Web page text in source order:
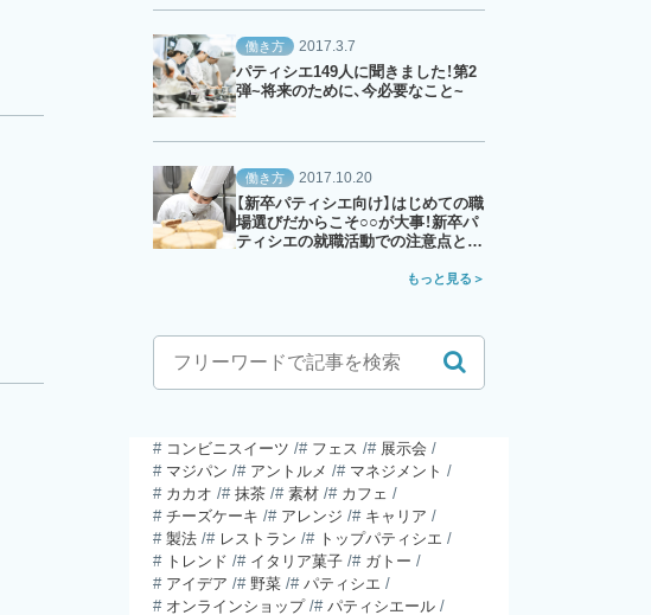
働き方 2017.3.7
パティシエ149人に聞きました！第2
弾~将来のために、今必要なこと~
働き方 2017.10.20
【新卒パティシエ向け】はじめての職
場選びだからこそ○○が大事！新卒パ
ティシエの就職活動での注意点と
もっと見る
コンビニスイーツ フェス
展示会
マジパン
アントルメ
マネジメント
カカオ
抹茶 素材
カフェ
チーズケーキ
アレンジ
キャリア
製法
レストラン
トップパティシエ
トレンド
イタリア菓子
ガトー
アイデア
野菜
パティシエ
オンラインショップ
パティシエール